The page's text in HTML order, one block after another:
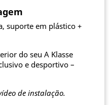
suporte em plástico +
do seu A Klasse
e desportivo –
de instalação.